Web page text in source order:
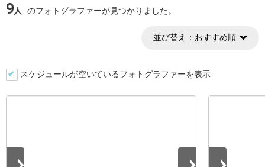
9人 のフォトグラファーが見つかりました。
並び替え： おすすめ順
スケジュールが空いているフォトグラファーを表示